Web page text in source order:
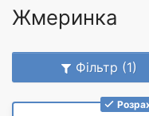
Жмеринка
Фільтр (1)